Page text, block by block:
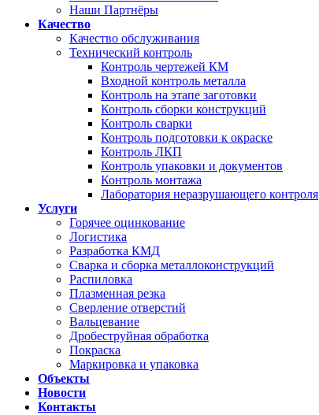
Наши Партнёры
Качество
Качество обслуживания
Технический контроль
Контроль чертежей КМ
Входной контроль металла
Контроль на этапе заготовки
Контроль сборки конструкций
Контроль сварки
Контроль подготовки к окраске
Контроль ЛКП
Контроль упаковки и документов
Контроль монтажа
Лаборатория неразрушающего контроля
Услуги
Горячее оцинкование
Логистика
Разработка КМД
Сварка и сборка металлоконструкций
Распиловка
Плазменная резка
Сверление отверстий
Вальцевание
Дробеструйная обработка
Покраска
Маркировка и упаковка
Объекты
Новости
Контакты